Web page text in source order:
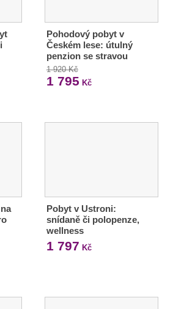
Pohodový pobyt v
Českém lese: útulný
penzion se stravou
1 920 Kč
1 795 Kč
Pobyt v Ustroni:
snídaně či polopenze,
wellness
1 797 Kč